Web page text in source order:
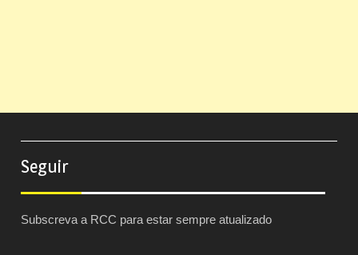
Seguir
Subscreva a RCC para estar sempre atualizado